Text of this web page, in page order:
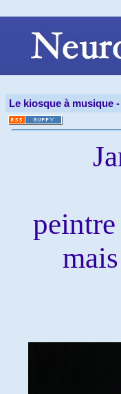
Le kiosque à musique -